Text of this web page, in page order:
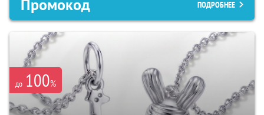
Промокод ПОДРОБНЕЕ
до 100%